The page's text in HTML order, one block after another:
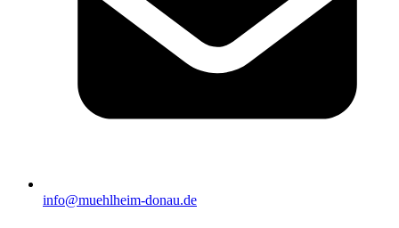
info@muehlheim-donau.de